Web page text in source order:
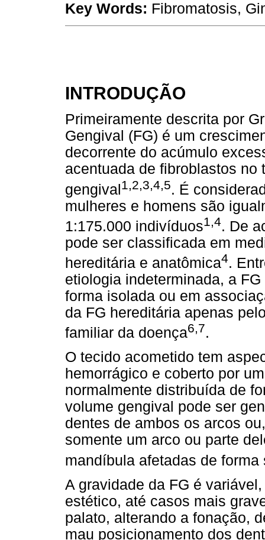
Key Words: Fibromatosis,
INTRODUÇÃO
Primeiramente descrita por
Gengival (FG) é um
decorrente do acúmulo
acentuada de fibroblastos no
gengival1,2,3,4,5. É
mulheres e homens são
1:175.000 indivíduos1,4. De
pode ser classificada em
hereditária e anatômica4.
etiologia indeterminada, a
forma isolada ou em
da FG hereditária apenas
familiar da doença6,7.
O tecido acometido tem
hemorrágico e coberto por
normalmente distribuída de
volume gengival pode ser
dentes de ambos os arcos
somente um arco ou parte
mandíbula afetadas de forma
A gravidade da FG é
estético, até casos mais
palato, alterando a fonação,
mau posicionamento dos